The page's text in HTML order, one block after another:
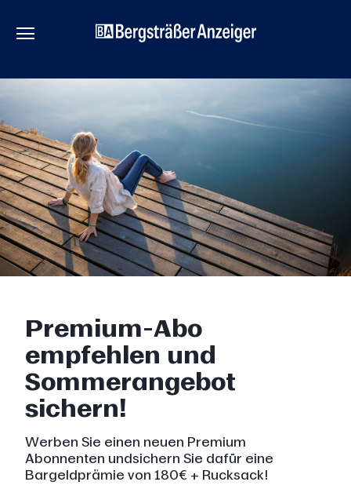
Premium-Abo
empfehlen und
Sommerangebot
sichern!
Werben Sie einen neuen Premium
Abonnenten undsichern Sie dafür eine
Bargeldprämie von 180€ + Rucksack!